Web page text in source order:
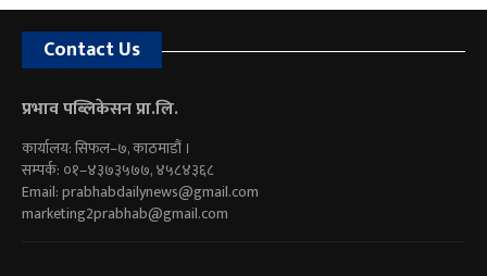
Contact Us
प्रभाव पब्लिकेसन प्रा.लि.
कार्यालय: सिफल–७, काठमाडौं ।
सम्पर्क: ०१–४३७३५७७, ४५८४३६८
Email:prabhabdailynews@gmail.com
marketing2prabhab@gmail.com